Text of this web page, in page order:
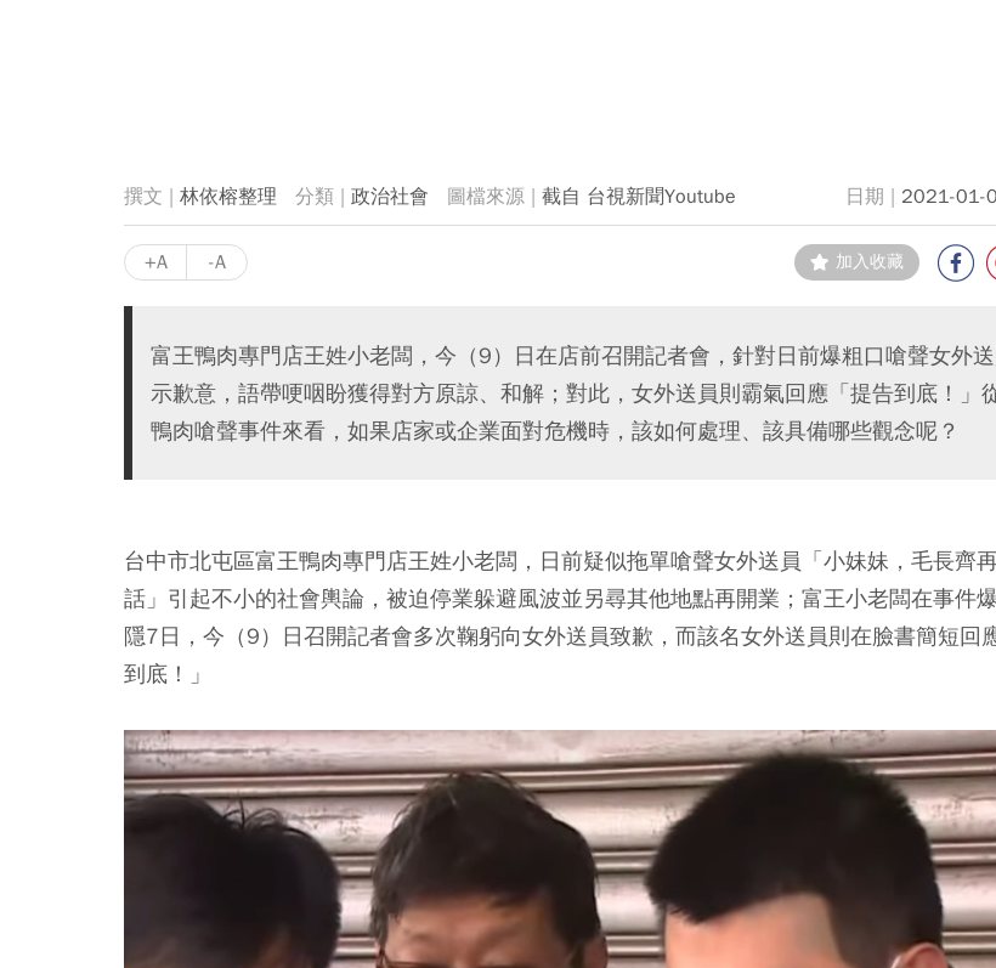
林依榕整理 政治社會 截自 台視新聞Youtube 2021-01-
+A -A 加入收藏
富王鴨肉專門店王姓小老闆，今（9）日在店前召開記者會，針對日前爆粗口嗆聲女外
示歉意，語帶哽咽盼獲得對方原諒、和解；對此，女外送員則霸氣回應「提告到底！」
鴨肉嗆聲事件來看，如果店家或企業面對危機時，該如何處理、該具備哪些觀念呢？
台中市北屯區富王鴨肉專門店王姓小老闆，日前疑似拖單嗆聲女外送員「小妹妹，毛長齊
話」引起不小的社會輿論，被迫停業躲避風波並另尋其他地點再開業；富王小老闆在事件
隱7日，今（9）日召開記者會多次鞠躬向女外送員致歉，而該名女外送員則在臉書簡短回
到底！」